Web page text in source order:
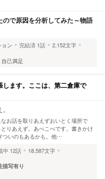
で原因を分析してみた～物語
ン 完結済 1話
2,152文字
自己満足
ます。ここは、第二倉庫で
お話を取りあえずおいとく場所で
りあえず。あべこべです。書きかけ
ついのもあるかも。他…
中 12話
18,587文字
描写有り